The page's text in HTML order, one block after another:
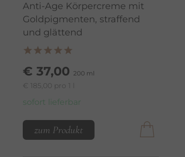
Anti-Age Körpercreme mit
Goldpigmenten, straffend
und glättend
€ 37,00 200 ml
€ 185,00 pro 1 l
sofort lieferbar
zum Produkt